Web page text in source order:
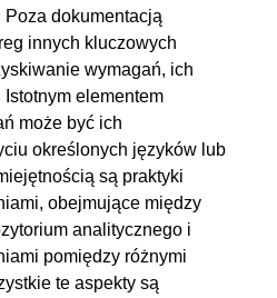
00:10:16
00:17:09
00:17:38
00:13:29
OGLĄDAJ »
00:07:15
dokumentacją
innych kluczowych
wymagań, ich
elementem
może być ich
określonych języków lub
są praktyki
obejmujące między
analitycznego i
pomiędzy różnymi
te aspekty są